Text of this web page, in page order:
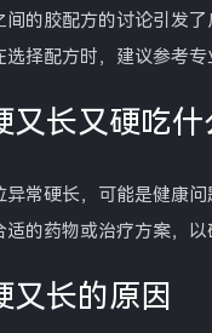
的胶配方的讨论引发
择配方时，建议参考
又长又硬吃什
常硬长，可能是健康
的药物或治疗方案，以
又长的原因